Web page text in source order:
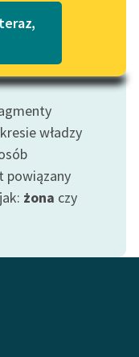
w formacie PDF
władzy
powiązany
żona czy